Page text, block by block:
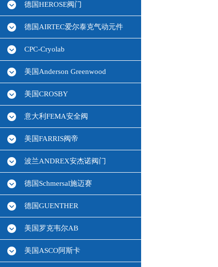
德国HEROSE阀门
德国AIRTEC爱尔泰克气动元件
CPC-Cryolab
美国Anderson Greenwood
美国CROSBY
意大利FEMA安全阀
美国FARRIS阀帝
波兰ANDREX安杰诺阀门
德国Schmersal施迈赛
德国GUENTHER
美国罗克韦尔AB
美国ASCO阿斯卡